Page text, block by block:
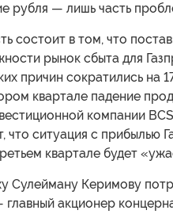
рубля — лишь часть
состоит в том, что
рынок сбыта для
причин сократились на
квартале падение
компании
что ситуация с прибылью
квартале будет
Сулейману Керимову
главный акционер